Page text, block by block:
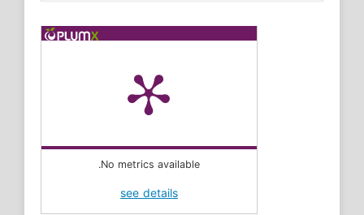
No metrics available.
see details